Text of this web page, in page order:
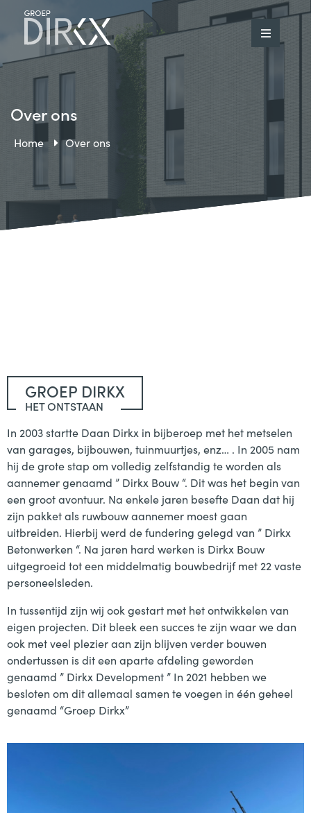
Over ons
Home Over ons
GROEP DIRKX
HET ONTSTAAN
In 2003 startte Daan Dirkx in bijberoep met het metselen
van garages, bijbouwen, tuinmuurtjes, enz… . In 2005 nam
hij de grote stap om volledig zelfstandig te worden als
aannemer genaamd ” Dirkx Bouw “. Dit was het begin van
een groot avontuur. Na enkele jaren besefte Daan dat hij
zijn pakket als ruwbouw aannemer moest gaan
uitbreiden. Hierbij werd de fundering gelegd van ” Dirkx
Betonwerken “. Na jaren hard werken is Dirkx Bouw
uitgegroeid tot een middelmatig bouwbedrijf met 22 vaste
personeelsleden.
In tussentijd zijn wij ook gestart met het ontwikkelen van
eigen projecten. Dit bleek een succes te zijn waar we dan
ook met veel plezier aan zijn blijven verder bouwen
ondertussen is dit een aparte afdeling geworden
genaamd ” Dirkx Development ” In 2021 hebben we
besloten om dit allemaal samen te voegen in één geheel
genaamd “Groep Dirkx”